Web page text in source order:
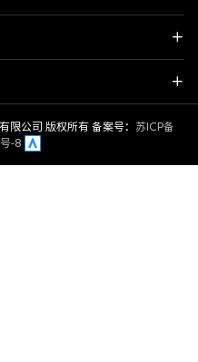
限公司 版权所有 备案号： 苏ICP备
-8